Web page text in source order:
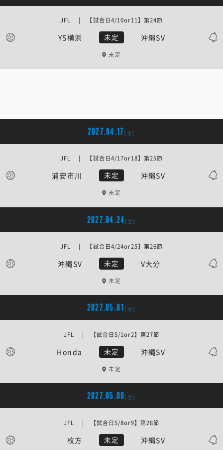
YS横浜 未定 沖縄SV
JFL | 【試合日4/10or11】第24節
未定
2027.04.17[土]
浦安市川 未定 沖縄SV
JFL | 【試合日4/17or18】第25節
未定
2027.04.24[土]
沖縄SV 未定 V大分
JFL | 【試合日4/24or25】第26節
未定
2027.05.01 [土]
Honda 未定 沖縄SV
JFL | 【試合日5/1or2】第27節
未定
2027.05.08[土]
枚方 未定 沖縄SV
JFL | 【試合日5/8or9】第28節